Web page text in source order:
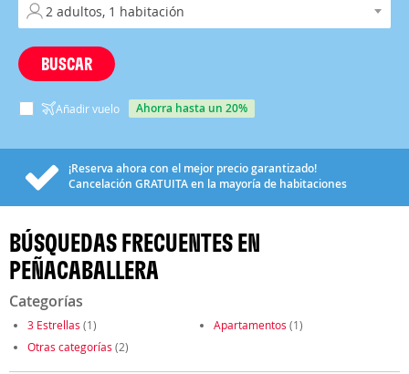
BUSCAR
Añadir vuelo ahorra hasta un 20%
¡Reserva ahora con el mejor precio garantizado!
Cancelación GRATUITAen la mayoría de habitaciones
BÚSQUEDAS FRECUENTES EN
PEÑACABALLERA
Categorías
3 Estrellas (1) Apartamentos (1)
Otras categorías (2)